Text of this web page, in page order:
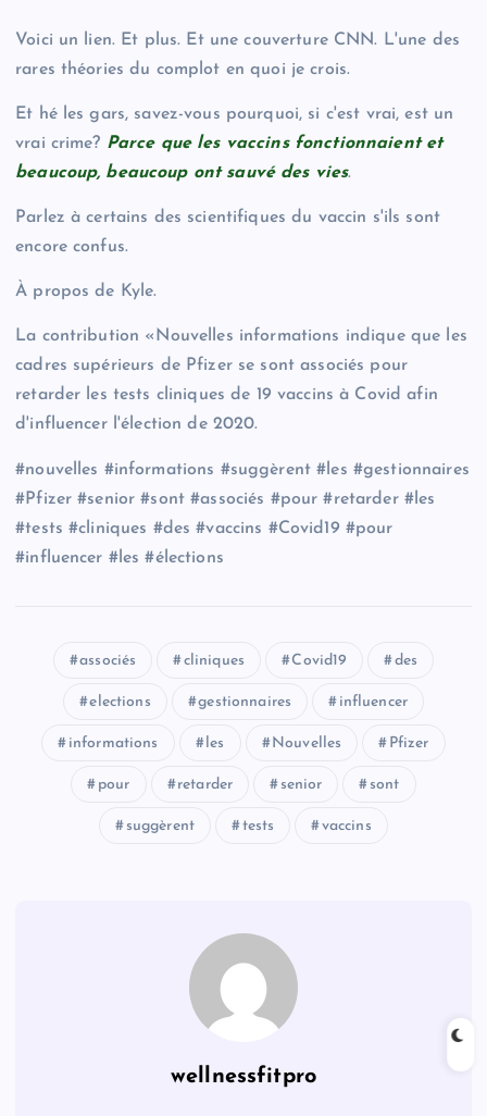
Voici un lien. Et plus. Et une couverture CNN. L'une des
rares théories du complot en quoi je crois.
Et hé les gars, savez-vous pourquoi, si c'est vrai, est un
vrai crime? Parce que les vaccins fonctionnaient et
beaucoup, beaucoup ont sauvé des vies.
Parlez à certains des scientifiques du vaccin s'ils sont
encore confus.
À propos de Kyle.
La contribution «Nouvelles informations indique que les
cadres supérieurs de Pfizer se sont associés pour
retarder les tests cliniques de 19 vaccins à Covid afin
d'influencer l'élection de 2020.
#nouvelles #informations #suggèrent #les #gestionnaires
#Pfizer #senior #sont #associés #pour #retarder #les
#tests #cliniques #des #vaccins #Covid19 #pour
#influencer #les #élections
associés cliniques Covid19 des
elections gestionnaires influencer
informations les Nouvelles Pfizer
pour retarder senior sont
suggèrent tests vaccins
wellnessfitpro